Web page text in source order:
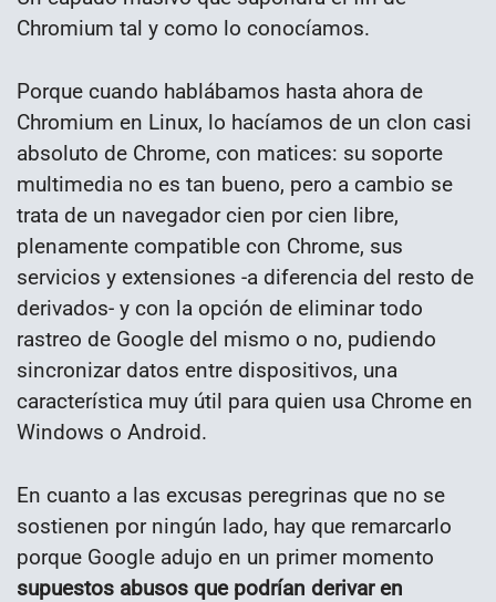
Chromium tal y como lo conocíamos.
Porque cuando hablábamos hasta ahora de
Chromium en Linux, lo hacíamos de un clon casi
absoluto de Chrome, con matices: su soporte
multimedia no es tan bueno, pero a cambio se
trata de un navegador cien por cien libre,
plenamente compatible con Chrome, sus
servicios y extensiones -a diferencia del resto de
derivados- y con la opción de eliminar todo
rastreo de Google del mismo o no, pudiendo
sincronizar datos entre dispositivos, una
característica muy útil para quien usa Chrome en
Windows o Android.
En cuanto a las excusas peregrinas que no se
sostienen por ningún lado, hay que remarcarlo
porque Google adujo en un primer momento
supuestos abusos que podrían derivar en